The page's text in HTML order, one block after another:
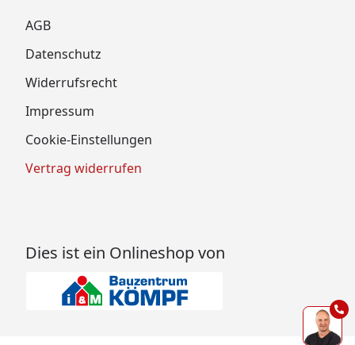
AGB
Datenschutz
Widerrufsrecht
Impressum
Cookie-Einstellungen
Vertrag widerrufen
Dies ist ein Onlineshop von